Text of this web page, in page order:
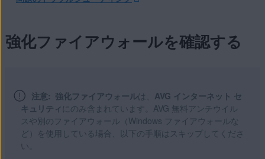
強化ファイアウォールを確認する
注意: 強化ファイアウォールは、 AVG インターネット セ
キュリティ にのみ含まれています。AVG 無料アンチウイル
スや別のファイアウォール（Windows ファイアウォールな
ど）を使用している場合、以下の手順はスキップしてくださ
い。